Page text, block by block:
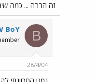
זה הרבה ... כמה
B
BoY
28/4/04